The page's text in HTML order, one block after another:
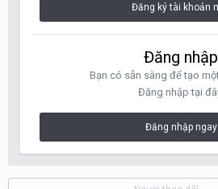
Đăng ký tài khoản
Đăng nhập
Bạn có sẵn sàng để tạo
Đăng nhập tại
Đăng nhập ngay